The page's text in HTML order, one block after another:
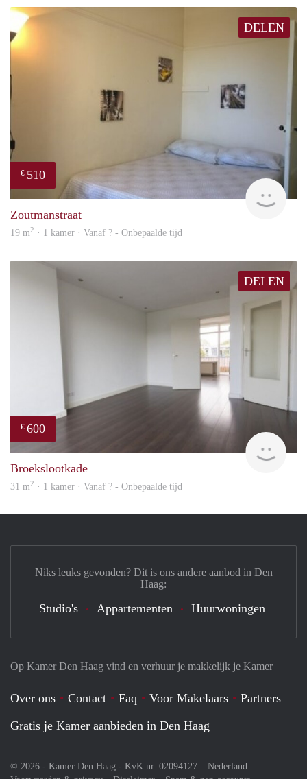
DELEN
€ 510
Zoutmanstraat
19 m2 · 1 kamer · Vanaf ? - Onbepaalde tijd
DELEN
€ 600
Broekslootkade
31 m2 · 1 kamer · Vanaf ? - Onbepaalde tijd
Op Kamer Den Haag vind en verhuur je makkelijk je Kamer
Over ons Contact Faq Voor Makelaars
Partners
Gratis je Kamer aanbieden in Den Haag
© 2026 - Kamer Den Haag - KvK nr. 02094127 – Nederland
Niks leuks gevonden? Dit is ons andere aanbod in Den
Haag:
Studio's Appartementen Huurwoningen